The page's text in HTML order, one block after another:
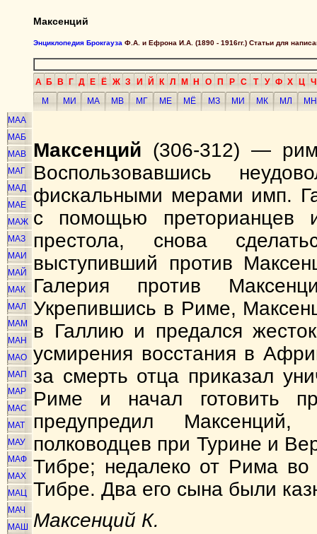
Максенций
Энциклопедия Брокгауза Ф.А. и Ефрона И.А. (1890 - 1916гг.) Статьи для
А Б В Г Д Е Ё Ж З И Й К Л М Н О П Р С Т У Ф Х Ц Ч
М
МИ МА МВ МГ МЕ МЁ МЗ МИ МК МЛ
МН
МАА
МАБ
МАВ
МАГ
МАД
МАЕ
МАЖ
МАЗ
МАИ
МАЙ
МАК
МАЛ
МАМ
МАН
МАО
МАП
МАР
МАС
МАТ
МАУ
МАФ
МАХ
МАЦ
МАЧ
МАШ
Максенций (306-312) —
Воспользовавшись
фискальными мерами имп.
с помощью преторианцев
престола, снова
выступивший против
Галерия против
Укрепившись в Риме,
в Галлию и предался
усмирения восстания в
за смерть отца приказал
Риме и начал готовить
предупредил
полководцев при Турине и
Тибре; недалеко от Рима во
Тибре. Два его сына были
Максенций К.